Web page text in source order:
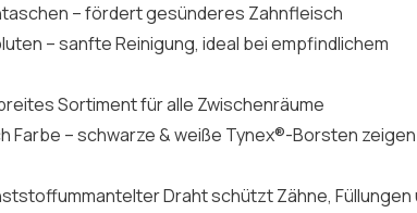
– fördert gesünderes Zahnfleisch
– sanfte Reinigung, ideal bei empfindlichem
Sortiment für alle Zwischenräume
Farbe – schwarze & weiße Tynex®-Borsten
Draht schützt Zähne, Füllungen